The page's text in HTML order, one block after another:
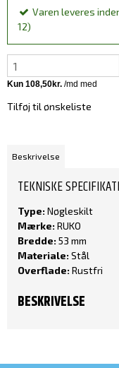
Varen leveres
12)
Tilføj til ønskeliste
Beskrivelse
TEKNISKE
Type: Nøgleskilt
Mærke: RUKO
Bredde: 53 mm
Materiale: Stål
Overflade: Rustfri
BESKRIVELSE